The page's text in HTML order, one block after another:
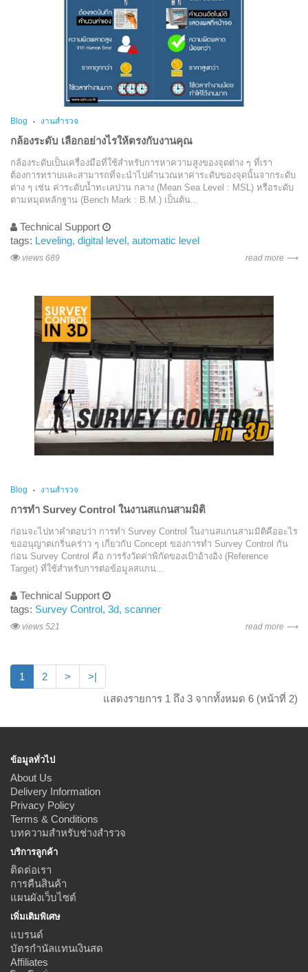
Blog งานสำรวจ
กล้องระดับ เลือกอย่างไรให้ตรงกับงานคุณ
กล้องระดับเป็นเครื่องมือที่ใช้สำหรับการหาความสูงของจุดต่าง ๆ ที่เรา
ต้องการทราบและสามารถที่จะนำไปคำนวณหาค่าระดับของจุดนั้นจากระดับ
ต่าง ๆ เช่น ค่าระดับน้ำทะเลปาน กลาง (Mean Sea Level : MSL) หรือระดับ
ตามหมุดหลักฐาน (Bench Mark : B.M.) เป็นต้น...
Technical Support
tags: Leveling digital level automatic level
views 689 read more ⟶
Blog งานสำรวจ
การทำ Survey Control ในงานสแกนสามมิติ
ก่อนจะไปหาคำตอบว่า การทำ Survey Control ในงานสแกนสามมิติคืออะไร
ขออนุญาตเกริ่นคร่าว ๆ เกี่ยวกับ Concept ของการทำ Survey Control กัน
ก่อน Survey Control คือ การรังวัดค่าพิกัดของเป้าอ้างอิง (Reference
Target) ที่ใช้สำหรับการต่อข้อมูลสแกน...
Technical Support
tags: Survey Control 3d scanner
views 521 read more ⟶
1 2 >
>|
แสดงรายการ 1 ถึง 3 จากทั้งหมด 6 (หน้าที่ 2)
ข้อมูลทั่วไป
About Us
Delivery Information
Privacy Policy
Terms & Conditions
บทความสำหรับช่างสำรวจ
บริการลูกค้า
ติดต่อเรา
การคืนสินค้า
แผนผังเว็บไซต์
เพิ่มเติมพิเศษ
แบรนด์
บัตรกำนัลแทนเงินสด
Affiliates